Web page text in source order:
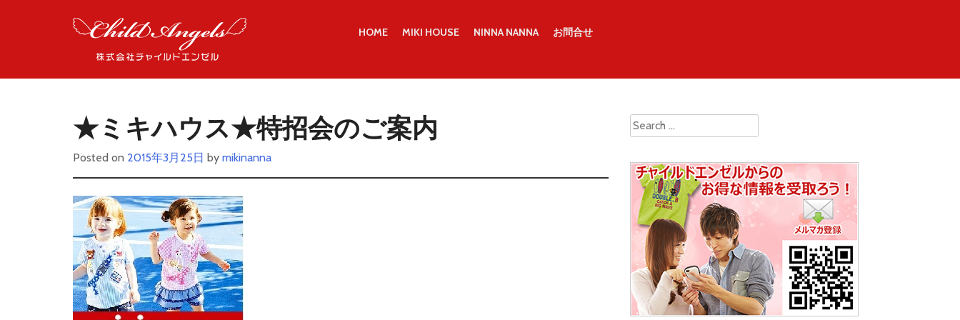
HOME MIKI HOUSE NINNA NANNA お問合せ
★ミキハウス★特招会のご案内
Posted on 2015年3月25日 by mikinanna
Search for: